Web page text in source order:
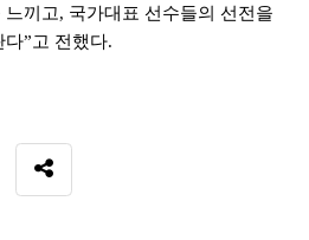
느끼고, 국가대표 선수들의 선전을
다”고 전했다.
SNS 공유